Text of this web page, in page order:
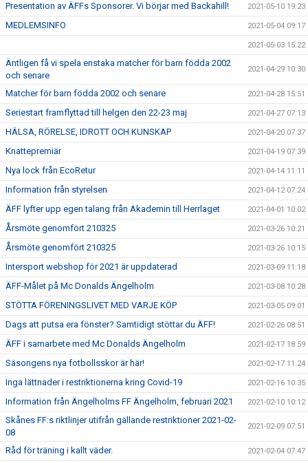
Presentation av ÄFFs Sponsorer. Vi börjar med Backahill! 2021-05-10 19:23
MEDLEMSINFO 2021-05-04 09:17
2021-05-03 15:22
Äntligen få vi spela enstaka matcher för barn födda 2002
och senare
2021-04-29 10:30
Matcher för barn födda 2002 och senare 2021-04-28 15:51
Seriestart framflyttad till helgen den 22-23 maj 2021-04-27 07:13
HÄLSA, RÖRELSE, IDROTT OCH KUNSKAP 2021-04-20 07:37
Knattepremiär 2021-04-19 07:39
Nya lock från EcoRetur 2021-04-14 11:11
Information från styrelsen 2021-04-12 07:24
ÄFF lyfter upp egen talang från Akademin till Herrlaget 2021-04-01 10:02
Årsmöte genomfört 210325 2021-03-26 10:21
Årsmöte genomfört 210325 2021-03-26 10:15
Intersport webshop för 2021 är uppdaterad 2021-03-09 11:18
ÄFF-Målet på Mc Donalds Ängelholm 2021-03-08 10:28
STÖTTA FÖRENINGSLIVET MED VARJE KÖP 2021-03-05 09:01
Dags att putsa era fönster? Samtidigt stöttar du ÄFF! 2021-02-26 08:51
ÄFF i samarbete med Mc Donalds Ängelholm 2021-02-17 18:59
Säsongens nya fotbollsskor är här! 2021-02-17 11:24
Inga lättnader i restriktionerna kring Covid-19 2021-02-16 10:35
Information från Ängelholms FF Ängelholm, februari 2021 2021-02-10 10:12
Skånes FF:s riktlinjer utifrån gällande restriktioner 2021-02-
08
2021-02-09 07:51
Råd för träning i kallt väder. 2021-02-04 07:47